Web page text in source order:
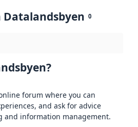
Datalandsbyen 0
forum where you can
and ask for advice
and information management.